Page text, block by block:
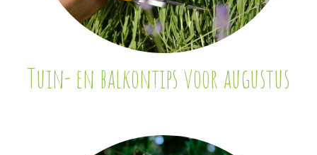
Tuin- en balkontips voor augustus